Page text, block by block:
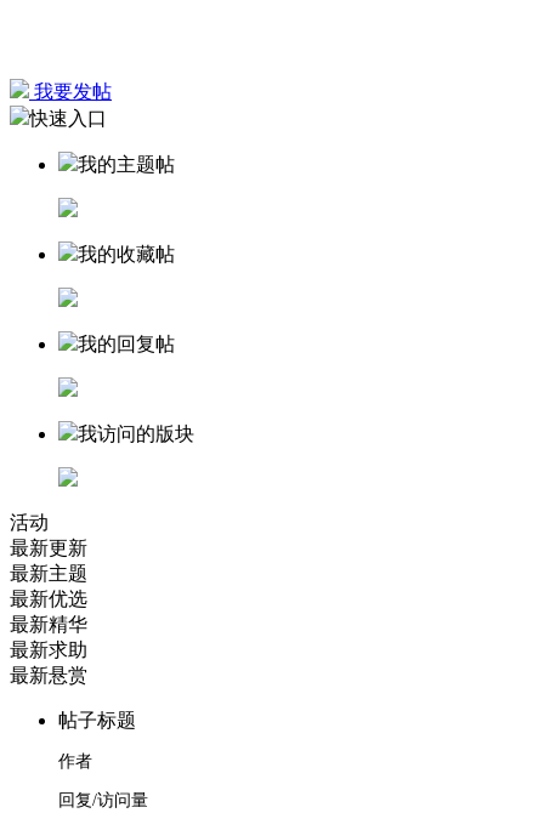
我要发帖
快速入口
我的主题帖
我的收藏帖
我的回复帖
我访问的版块
活动
最新更新
最新主题
最新优选
最新精华
最新求助
最新悬赏
帖子标题
作者
回复/访问量